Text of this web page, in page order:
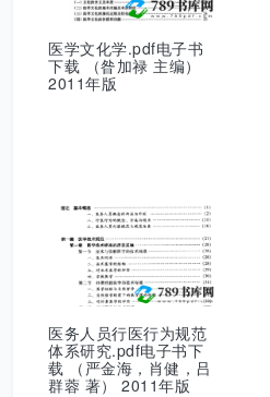
医学文化学.pdf电子书
下载 （昝加禄 主编）
2011年版
医务人员行医行为规范
体系研究.pdf电子书下
载 （严金海，肖健，吕
群蓉 著） 2011年版